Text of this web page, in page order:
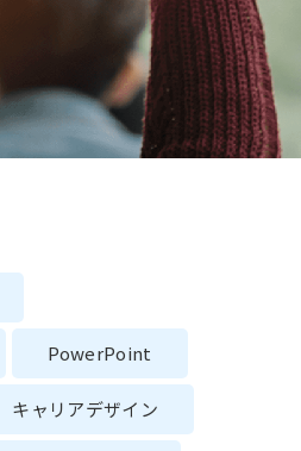
PowerPoint
キャリアデザイン